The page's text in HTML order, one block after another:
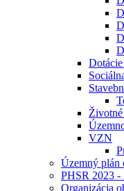
VZN
Územný plán
PHSR 2023 -
Organizácia